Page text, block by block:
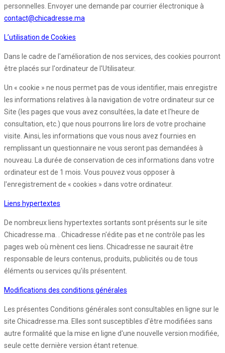
personnelles. Envoyer une demande par courrier électronique à
contact@chicadresse.ma
L’utilisation de Cookies
Dans le cadre de l'amélioration de nos services, des cookies pourront
être placés sur l'ordinateur de l'Utilisateur.
Un « cookie » ne nous permet pas de vous identifier, mais enregistre
les informations relatives à la navigation de votre ordinateur sur ce
Site (les pages que vous avez consultées, la date et l'heure de
consultation, etc.) que nous pourrons lire lors de votre prochaine
visite. Ainsi, les informations que vous nous avez fournies en
remplissant un questionnaire ne vous seront pas demandées à
nouveau. La durée de conservation de ces informations dans votre
ordinateur est de 1 mois. Vous pouvez vous opposer à
l'enregistrement de « cookies » dans votre ordinateur.
Liens hypertextes
De nombreux liens hypertextes sortants sont présents sur le site
Chicadresse.ma. . Chicadresse n'édite pas et ne contrôle pas les
pages web où mènent ces liens. Chicadresse ne saurait être
responsable de leurs contenus, produits, publicités ou de tous
éléments ou services qu'ils présentent.
Modifications des conditions générales
Les présentes Conditions générales sont consultables en ligne sur le
site Chicadresse.ma. Elles sont susceptibles d'être modifiées sans
autre formalité que la mise en ligne d'une nouvelle version modifiée,
seule cette dernière version étant retenue.